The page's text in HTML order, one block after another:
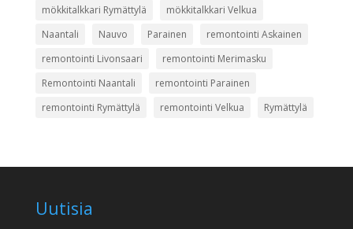
mökkitalkkari Rymättylä
mökkitalkkari Velkua
Naantali
Nauvo Parainen
remontointi Askainen
remontointi Livonsaari
remontointi Merimasku
Remontointi Naantali
remontointi Parainen
remontointi Rymättylä
remontointi Velkua Rymättylä
Uutisia